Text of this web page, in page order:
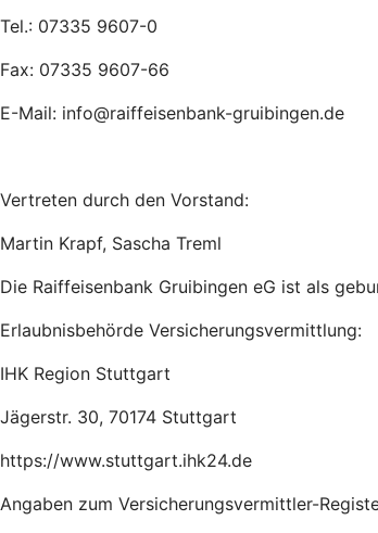
Tel.: 07335 9607-0
Fax: 07335 9607-66
E-Mail: info@raiffeisenbank-gruibingen.de
Vertreten durch den Vorstand:
Martin Krapf, Sascha Treml
Die Raiffeisenbank Gruibingen eG ist als
Erlaubnisbehörde Versicherungsvermittlung:
IHK Region Stuttgart
Jägerstr. 30, 70174 Stuttgart
https://www.stuttgart.ihk24.de
Angaben zum Versicherungsvermittler-